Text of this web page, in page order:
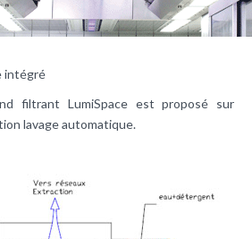
intégré
filtrant LumiSpace est proposé sur
lavage automatique.